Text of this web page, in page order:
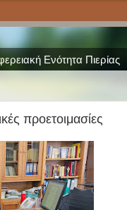
Ενότητα Πιερίας
προετοιμασίες